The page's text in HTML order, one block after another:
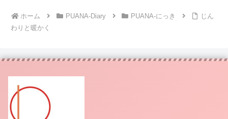
ホーム PUANA-Diary PUANA-にっき
じん
わりと暖かく